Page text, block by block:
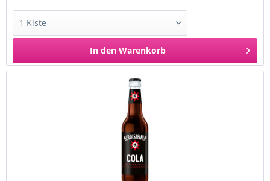
In den Warenkorb